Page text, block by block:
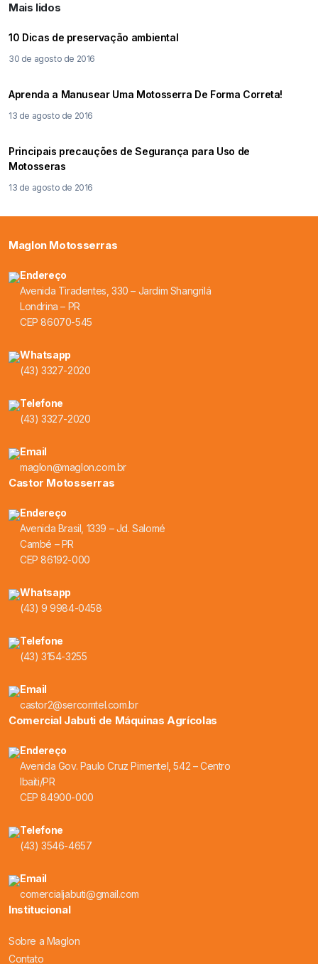
Mais lidos
10 Dicas de preservação ambiental
30 de agosto de 2016
Aprenda a Manusear Uma Motosserra De Forma Correta!
13 de agosto de 2016
Principais precauções de Segurança para Uso de
Motosseras
13 de agosto de 2016
Maglon Motosserras
Endereço
Avenida Tiradentes, 330 – Jardim Shangrilá
Londrina – PR
CEP 86070-545
Whatsapp
(43) 3327-2020
Telefone
(43) 3327-2020
Email
maglon@maglon.com.br
Castor Motosserras
Endereço
Avenida Brasil, 1339 – Jd. Salomé
Cambé – PR
CEP 86192-000
Whatsapp
(43) 9 9984-0458
Telefone
(43) 3154-3255
Email
castor2@sercomtel.com.br
Comercial Jabuti de Máquinas Agrícolas
Endereço
Avenida Gov. Paulo Cruz Pimentel, 542 – Centro
Ibaiti/PR
CEP 84900-000
Telefone
(43) 3546-4657
Email
comercialjabuti@gmail.com
Institucional
Sobre a Maglon
Contato